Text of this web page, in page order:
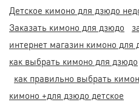
Детское кимоно для дзюдо
Заказать кимоно для дзюдо
интернет магазин кимоно для
как выбрать кимоно для дзюдо
как правильно выбрать
кимоно +для дзюдо детское